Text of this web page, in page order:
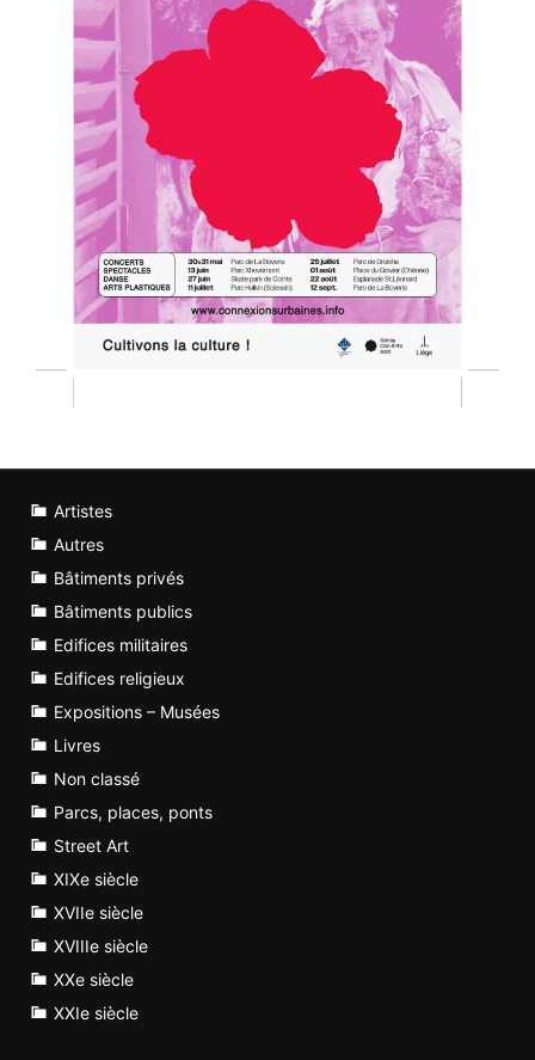
Artistes
Autres
Bâtiments privés
Bâtiments publics
Edifices militaires
Edifices religieux
Expositions – Musées
Livres
Non classé
Parcs, places, ponts
Street Art
XIXe siècle
XVIIe siècle
XVIIIe siècle
XXe siècle
XXIe siècle